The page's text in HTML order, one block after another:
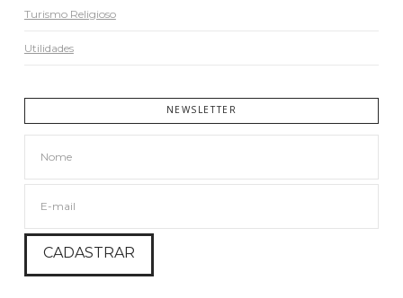
Turismo Religioso
Utilidades
NEWSLETTER